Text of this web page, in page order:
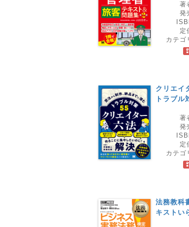
著
発
定
カテゴ
クリエイ
トラブル
著
発
定
カテゴ
法務教科
キストい